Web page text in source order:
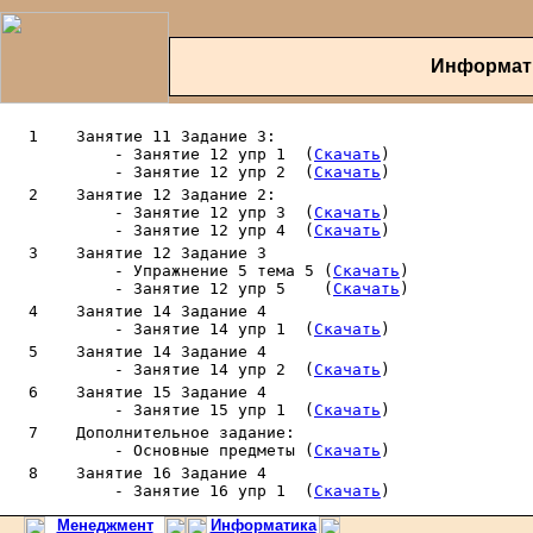
   1
Занятие 11 Задание 3:
            - Занятие 12 упр 1  (
Скачать )
            - Занятие 12 упр 2  (
Скачать
2
Занятие 12 Задание 2:
            - Занятие 12 упр 3  (
Скачать )
            - Занятие 12 упр 4  (
Скачать )
   3
Занятие 12 Задание 3
            - Упражнение 5 тема 5 (
Скачать )
            - Занятие 12 упр 5    (
Скачать )
   4
Занятие 14 Задание 4
            - Занятие 14 упр 1  (
Скачать )
   5
Занятие 14 Задание 4
            - Занятие 14 упр 2  (
Скачать )
   6
Занятие 15 Задание 4
            - Занятие 15 упр 1  (
Скачать )
   7
Дополнительное задание:
            - Основные предметы (
Скачать )
   8
Занятие 16 Задание 4
            - Занятие 16 упр 1  (
Скачать )
Менеджмент
Информатика